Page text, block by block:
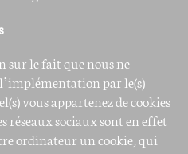
le fait que nous ne
l’implémentation par le(s)
vous appartenez de cookies
sociaux sont en effet
ordinateur un cookie, qui